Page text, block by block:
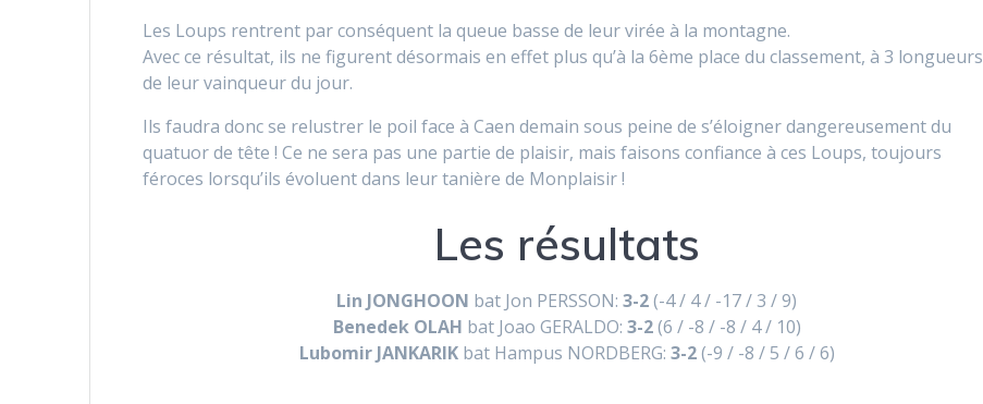
Les Loups rentrent par conséquent la queue basse de leur virée à la montagne.
Avec ce résultat, ils ne figurent désormais en effet plus qu’à la 6ème place du classement, à 3 longueurs
de leur vainqueur du jour.
Ils faudra donc se relustrer le poil face à Caen demain sous peine de s’éloigner dangereusement du
quatuor de tête ! Ce ne sera pas une partie de plaisir, mais faisons confiance à ces Loups, toujours
féroces lorsqu’ils évoluent dans leur tanière de Monplaisir !
Les résultats
Lin JONGHOON bat Jon PERSSON:3-2(-4 / 4 / -17 / 3 / 9)
Benedek OLAH bat Joao GERALDO: 3-2(6 / -8 / -8 / 4 / 10)
Lubomir JANKARIKbat Hampus NORDBERG: 3-2(-9 / -8 / 5 / 6 / 6)